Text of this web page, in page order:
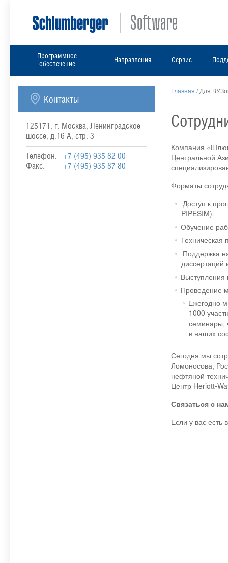
Программное
обеспечение
Направления Сервис
Контакты
125171, г. Москва, Ленинградское
шоссе, д.16 А, стр. 3
Телефон:
+7 (495) 935 82 00
Факс:
+7 (495) 935 87 80
Главная /Для
Компания
Центральной
Форматы
Доступ к
PIPESIM).
Обучение
Техническая
Поддержка
диссертаций
Выступления
Проведение
Ежегодно
1000
семинары,
в наших
Сегодня мы
Ломоносова,
нефтяной
Центр Heriott-
Связаться с
Если у вас есть